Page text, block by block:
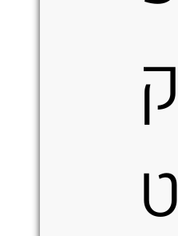
ק
ט